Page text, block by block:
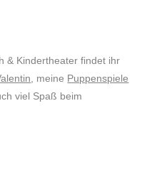
& Kindertheater findet ihr
, meine Puppenspiele
viel Spaß beim